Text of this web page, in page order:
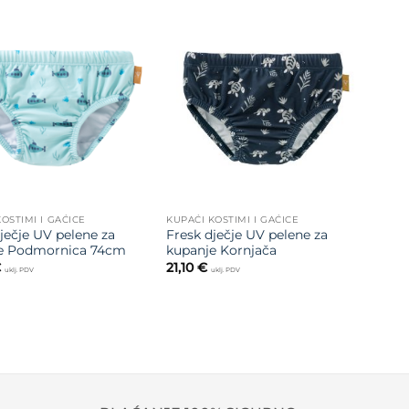
Dodajte
na listu
želja
I GAĆICE
UV pelene za
Podmornica 74cm
uklj. PDV
Dodajte
na listu
želja
KUPAĆI KOSTIMI I GAĆICE
Fresk dječje UV pelene za
kupanje Kornjača
21,10€ uklj. PDV